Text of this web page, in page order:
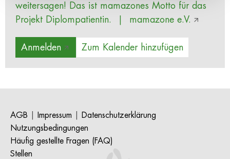
weitersagen! Das ist mamazones Motto für das
Projekt Diplompatientin. | mamazone e.V.
Anmelden Zum Kalender hinzufügen
AGB Impressum
Datenschutzerklärung
Nutzungsbedingungen
Häufig gestellte Fragen (FAQ)
Stellen